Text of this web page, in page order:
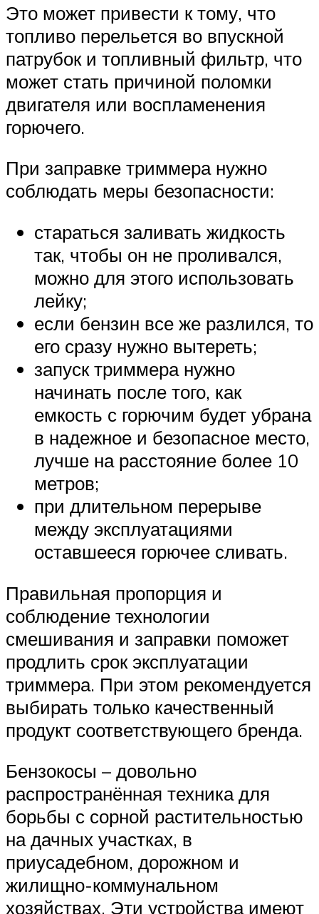
Это может привести к тому, что
топливо перельется во впускной
патрубок и топливный фильтр, что
может стать причиной поломки
двигателя или воспламенения
горючего.
При заправке триммера нужно
соблюдать меры безопасности:
стараться заливать жидкость
так, чтобы он не проливался,
можно для этого использовать
лейку;
если бензин все же разлился, то
его сразу нужно вытереть;
запуск триммера нужно
начинать после того, как
емкость с горючим будет убрана
в надежное и безопасное место,
лучше на расстояние более 10
метров;
при длительном перерыве
между эксплуатациями
оставшееся горючее сливать.
Правильная пропорция и
соблюдение технологии
смешивания и заправки поможет
продлить срок эксплуатации
триммера. При этом рекомендуется
выбирать только качественный
продукт соответствующего бренда.
Бензокосы – довольно
распространённая техника для
борьбы с сорной растительностью
на дачных участках, в
приусадебном, дорожном и
жилищно-коммунальном
хозяйствах. Эти устройства имеют